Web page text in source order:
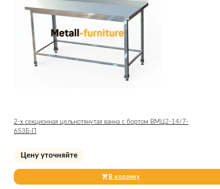
2-х секционная цельнотянутая ванна с бортом ВМЦ2-14/7-
653Б-П
Цену уточняйте
В корзину